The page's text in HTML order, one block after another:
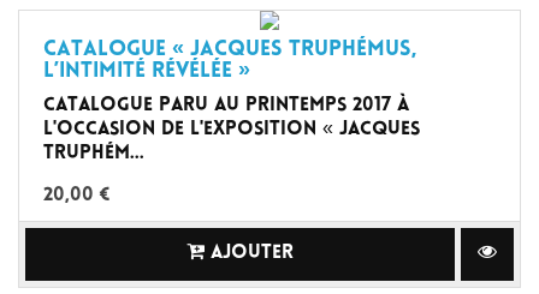
Catalogue « Jacques Truphémus,
l’intimité révélée »
Catalogue paru au printemps 2017 à
l'occasion de l'exposition « Jacques
Truphém...
20,00 €
AJOUTER